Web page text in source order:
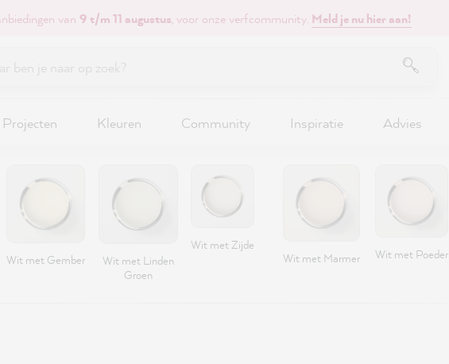
van 9 t/m 11 augustus, voor onze verfcommunity. Meld je nu hier aan!
Projecten Kleuren Community Inspiratie Advies
Wit met Gember
Wit met Linden
Groen
Wit met Zijde
Wit met Marmer
Wit met Poeder